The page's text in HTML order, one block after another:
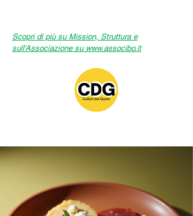
Scopri di più su Mission, Struttura e
sull'Associazione su www.associbo.it